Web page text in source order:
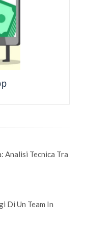
Analisi Tecnica Tra
Di Un Team In